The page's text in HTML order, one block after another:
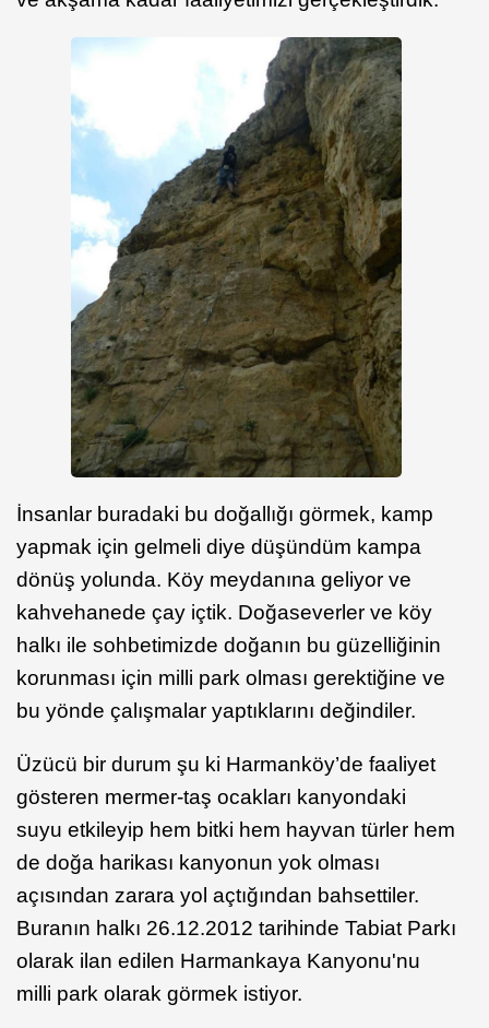
İnsanlar buradaki bu doğallığı görmek, kamp
yapmak için gelmeli diye düşündüm kampa
dönüş yolunda. Köy meydanına geliyor ve
kahvehanede çay içtik. Doğaseverler ve köy
halkı ile sohbetimizde doğanın bu güzelliğinin
korunması için milli park olması gerektiğine ve
bu yönde çalışmalar yaptıklarını değindiler.
Üzücü bir durum şu ki Harmanköy’de faaliyet
gösteren mermer-taş ocakları kanyondaki
suyu etkileyip hem bitki hem hayvan türler hem
de doğa harikası kanyonun yok olması
açısından zarara yol açtığından bahsettiler.
Buranın halkı 26.12.2012 tarihinde Tabiat Parkı
olarak ilan edilen Harmankaya Kanyonu'nu
milli park olarak görmek istiyor.